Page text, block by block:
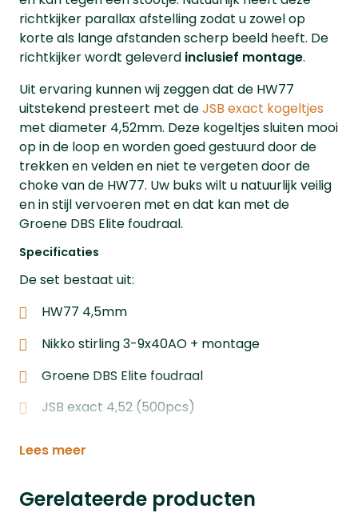
richtkijker parallax afstelling zodat u zowel op
korte als lange afstanden scherp beeld heeft. De
richtkijker wordt geleverd inclusief montage.
Uit ervaring kunnen wij zeggen dat de HW77
uitstekend presteert met deJSB exact kogeltjes
met diameter 4,52mm. Deze kogeltjes sluiten mooi
op in de loop en worden goed gestuurd door de
trekken en velden en niet te vergeten door de
choke van de HW77. Uw buks wilt u natuurlijk veilig
en in stijl vervoeren met en dat kan met de
Groene DBS Elite foudraal.
Specificaties
De set bestaat uit:
HW77 4,5mm
Nikko stirling 3-9x40AO + montage
Groene DBS Elite foudraal
JSB exact 4,52 (500pcs)
Lees meer
Gerelateerde producten